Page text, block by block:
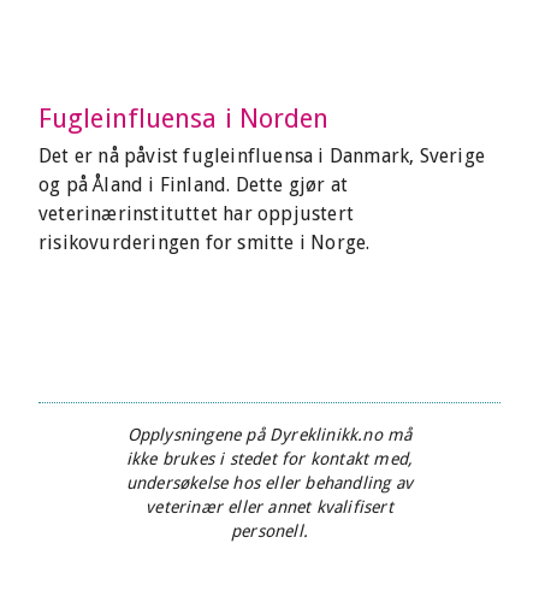
Fugleinfluensa i Norden
Det er nå påvist fugleinfluensa i Danmark, Sverige
og på Åland i Finland. Dette gjør at
veterinærinstituttet har oppjustert
risikovurderingen for smitte i Norge.
Opplysningene på Dyreklinikk.no må
ikke brukes i stedet for kontakt med,
undersøkelse hos eller behandling av
veterinær eller annet kvalifisert
personell.